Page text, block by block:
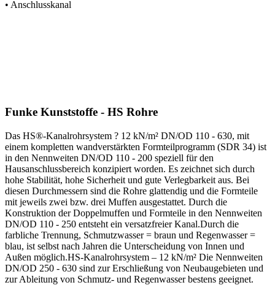
• Anschlusskanal
Funke Kunststoffe - HS Rohre
Das HS®-Kanalrohrsystem ? 12 kN/m² DN/OD 110 - 630, mit
einem kompletten wandverstärkten Formteilprogramm (SDR 34) ist
in den Nennweiten DN/OD 110 - 200 speziell für den
Hausanschlussbereich konzipiert worden. Es zeichnet sich durch
hohe Stabilität, hohe Sicherheit und gute Verlegbarkeit aus. Bei
diesen Durchmessern sind die Rohre glattendig und die Formteile
mit jeweils zwei bzw. drei Muffen ausgestattet. Durch die
Konstruktion der Doppelmuffen und Formteile in den Nennweiten
DN/OD 110 - 250 entsteht ein versatzfreier Kanal.Durch die
farbliche Trennung, Schmutzwasser = braun und Regenwasser =
blau, ist selbst nach Jahren die Unterscheidung von Innen und
Außen möglich.HS-Kanalrohrsystem – 12 kN/m² Die Nennweiten
DN/OD 250 - 630 sind zur Erschließung von Neubaugebieten und
zur Ableitung von Schmutz- und Regenwasser bestens geeignet.